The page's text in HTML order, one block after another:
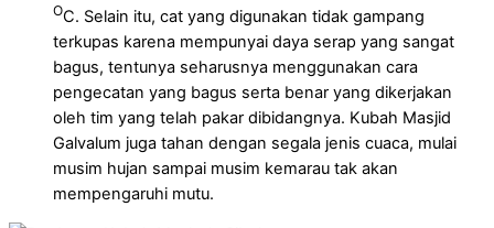
OC. Selain itu, cat yang digunakan tidak gampang
terkupas karena mempunyai daya serap yang sangat
bagus, tentunya seharusnya menggunakan cara
pengecatan yang bagus serta benar yang dikerjakan
oleh tim yang telah pakar dibidangnya. Kubah Masjid
Galvalum juga tahan dengan segala jenis cuaca, mulai
musim hujan sampai musim kemarau tak akan
mempengaruhi mutu.